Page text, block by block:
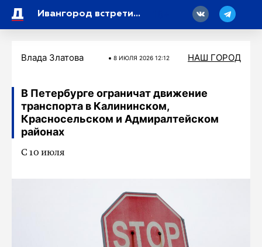
Ивангород встретит 99-летие Ленобласти обновленным
Влада Златова 8 ИЮЛЯ 2026 12:12 НАШ ГОРОД
В Петербурге ограничат движение
транспорта в Калининском,
Красносельском и Адмиралтейском
районах
С 10 июля